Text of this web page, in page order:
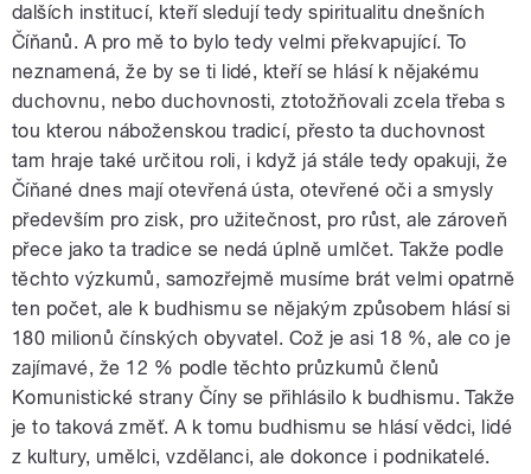
dalších institucí, kteří sledují tedy spiritualitu dnešních
Číňanů. A pro mě to bylo tedy velmi překvapující. To
neznamená, že by se ti lidé, kteří se hlásí k nějakému
duchovnu, nebo duchovnosti, ztotožňovali zcela třeba s
tou kterou náboženskou tradicí, přesto ta duchovnost
tam hraje také určitou roli, i když já stále tedy opakuji, že
Číňané dnes mají otevřená ústa, otevřené oči a smysly
především pro zisk, pro užitečnost, pro růst, ale zároveň
přece jako ta tradice se nedá úplně umlčet. Takže podle
těchto výzkumů, samozřejmě musíme brát velmi opatrně
ten počet, ale k budhismu se nějakým způsobem hlásí si
180 milionů čínských obyvatel. Což je asi 18 %, ale co je
zajímavé, že 12 % podle těchto průzkumů členů
Komunistické strany Číny se přihlásilo k budhismu. Takže
je to taková změť. A k tomu budhismu se hlásí vědci, lidé
z kultury, umělci, vzdělanci, ale dokonce i podnikatelé.